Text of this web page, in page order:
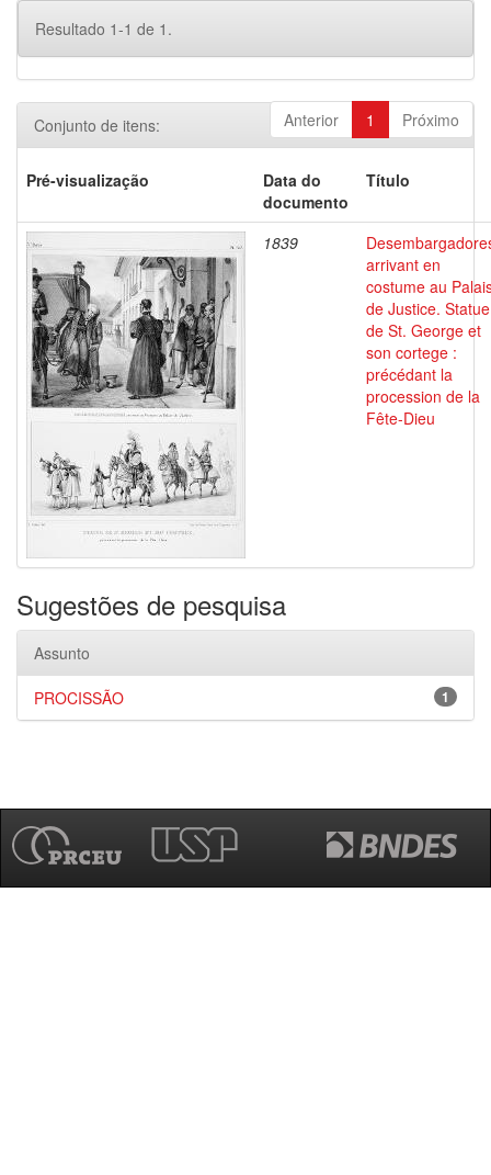
Resultado 1-1 de 1.
Anterior 1 Próximo
Conjunto de itens:
Pré-visualização
Data do
documento
Título
1839
arrivant en
costume au
de Justice. Statue
de St. George et
son cortege :
précédant la
procession de la
Fête-Dieu
Sugestões de pesquisa
Assunto
1
PROCISSÃO